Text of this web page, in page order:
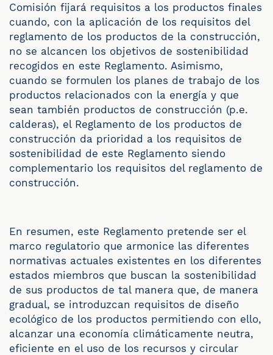
Comisión fijará requisitos a los productos finales
cuando, con la aplicación de los requisitos del
reglamento de los productos de la construcción,
no se alcancen los objetivos de sostenibilidad
recogidos en este Reglamento. Asimismo,
cuando se formulen los planes de trabajo de los
productos relacionados con la energía y que
sean también productos de construcción (p.e.
calderas), el Reglamento de los productos de
construcción da prioridad a los requisitos de
sostenibilidad de este Reglamento siendo
complementario los requisitos del reglamento de
construcción.
En resumen, este Reglamento pretende ser el
marco regulatorio que armonice las diferentes
normativas actuales existentes en los diferentes
estados miembros que buscan la sostenibilidad
de sus productos de tal manera que, de manera
gradual, se introduzcan requisitos de diseño
ecológico de los productos permitiendo con ello,
alcanzar una economía climáticamente neutra,
eficiente en el uso de los recursos y circular